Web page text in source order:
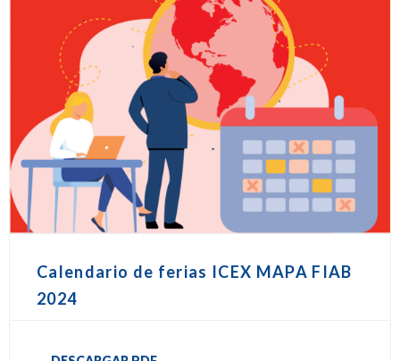
Calendario de ferias ICEX MAPA FIAB
2024